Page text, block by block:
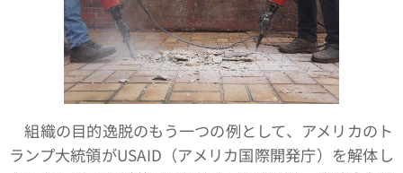
組織の目的逸脱のもう一つの例として、アメリカのト
ランプ大統領がUSAID（アメリカ国際開発庁）を解体し